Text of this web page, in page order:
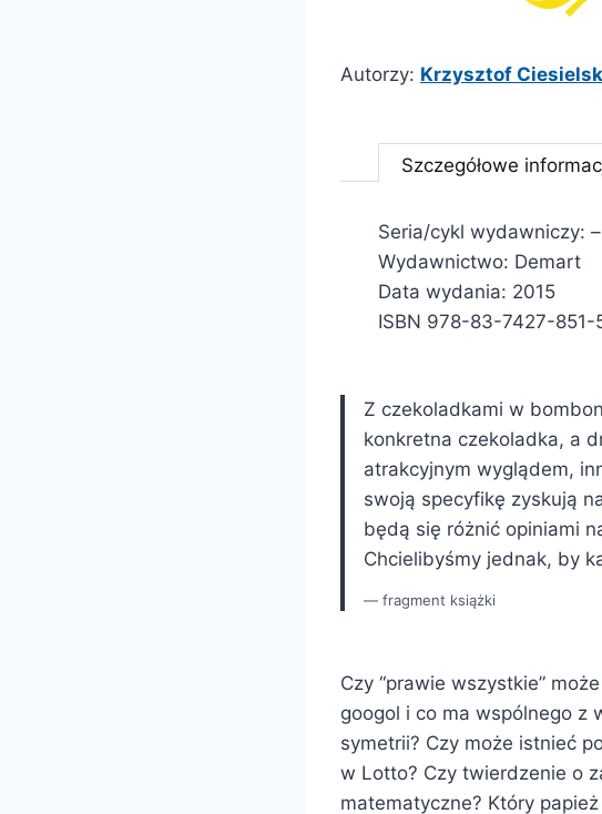
Autorzy: Krzysztof
Szczegółowe
Seria/cykl wydawniczy: –
Wydawnictwo: Demart
Data wydania: 2015
ISBN 978-83-7427-851-
Z czekoladkami w
konkretna czekoladka, a
atrakcyjnym wyglądem,
swoją specyfikę zyskują
będą się różnić opiniami
Chcielibyśmy jednak, by
fragment książki
Czy “prawie wszystkie”
googol i co ma wspólnego z
symetrii? Czy może istnieć
w Lotto? Czy twierdzenie o
matematyczne? Który